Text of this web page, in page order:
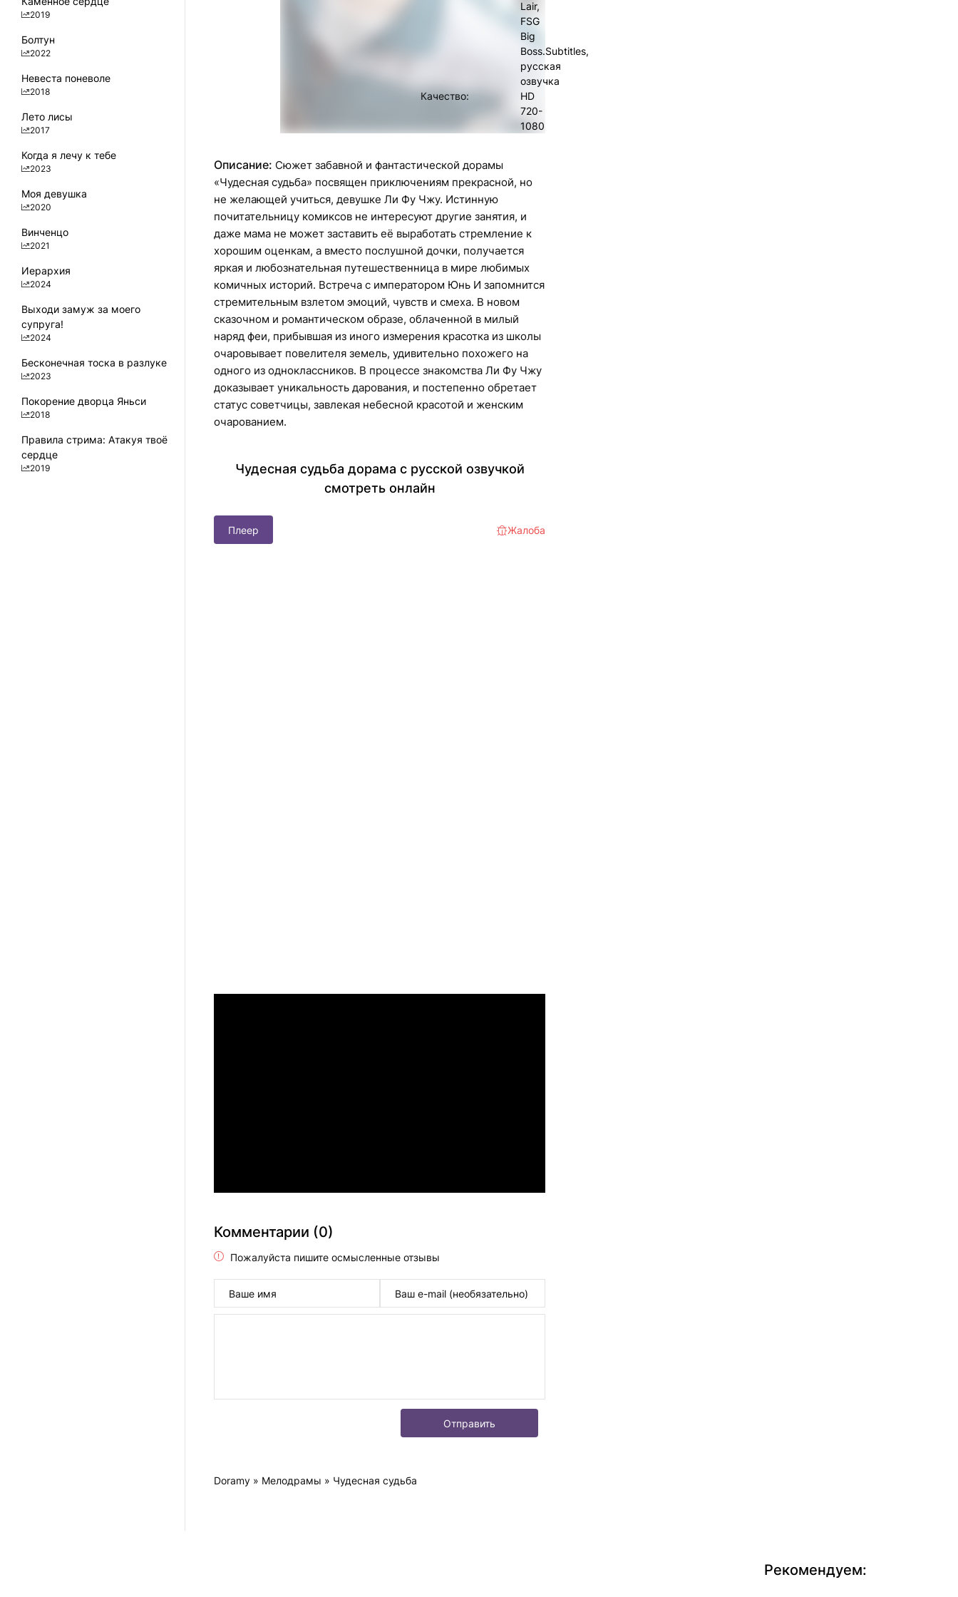
Lair,
FSG
Big
Boss.Subtitles,
русская
озвучка
Качество:
HD
720-
1080
Описание: Сюжет забавной и фантастической дорамы
«Чудесная судьба» посвящен приключениям прекрасной, но
не желающей учиться, девушке Ли Фу Чжу. Истинную
почитательницу комиксов не интересуют другие занятия, и
даже мама не может заставить её выработать стремление к
хорошим оценкам, а вместо послушной дочки, получается
яркая и любознательная путешественница в мире любимых
комичных историй. Встреча с императором Юнь И запомнится
стремительным взлетом эмоций, чувств и смеха. В новом
сказочном и романтическом образе, облаченной в милый
наряд феи, прибывшая из иного измерения красотка из школы
очаровывает повелителя земель, удивительно похожего на
одного из одноклассников. В процессе знакомства Ли Фу Чжу
доказывает уникальность дарования, и постепенно обретает
статус советчицы, завлекая небесной красотой и женским
очарованием.
Чудесная судьба дорама с русской озвучкой
смотреть онлайн
Плеер Жалоба
Комментарии (0)
Пожалуйста пишите осмысленные отзывы
Отправить
Doramy » Мелодрамы » Чудесная судьба
2019
Болтун
2022
Невеста поневоле
2018
Лето лисы
2017
Когда я лечу к тебе
2023
Моя девушка
2020
Винченцо
2021
Иерархия
2024
Выходи замуж за моего
супруга!
2024
Бесконечная тоска в разлуке
2023
Покорение дворца Яньси
2018
Правила стрима: Атакуя твоё
сердце
2019
Рекомендуем: